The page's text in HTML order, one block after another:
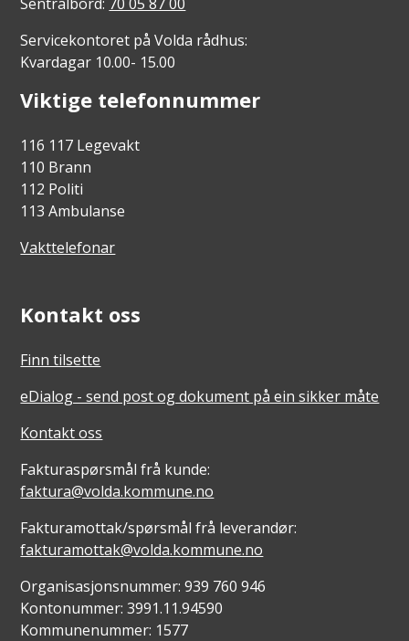
Servicekontoret på Volda rådhus:
Kvardagar 10.00- 15.00
Viktige telefonnummer
116 117 Legevakt
110 Brann
112 Politi
113 Ambulanse
Vakttelefonar
Kontakt oss
Finn tilsette
eDialog - send post og dokument på ein sikker måte
Kontakt oss
Fakturaspørsmål frå kunde:
faktura@volda.kommune.no
Fakturamottak/spørsmål frå leverandør:
fakturamottak@volda.kommune.no
Organisasjonsnummer: 939 760 946
Kontonummer: 3991.11.94590
Kommunenummer: 1577